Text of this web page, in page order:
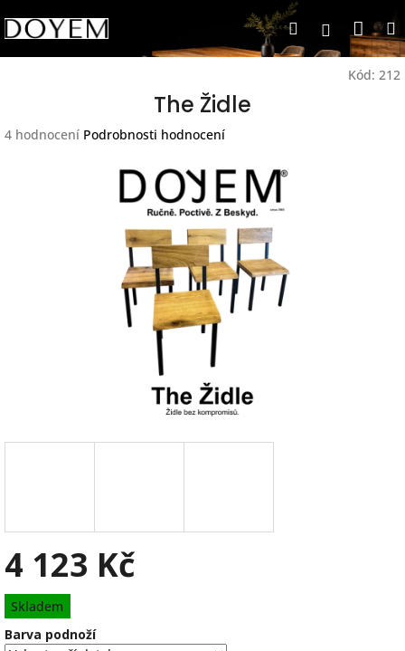
na
obsah
Hledat
Kód: 212
The Židle
Průměrné
4 hodnocení Podrobnosti hodnocení
4 123 Kč
Měrná
cena:
Skladem
Barva podnoží